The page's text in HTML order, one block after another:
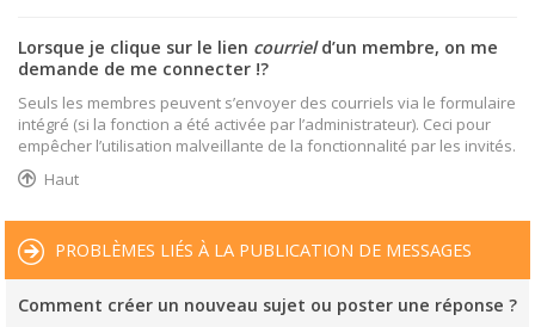
Lorsque je clique sur le lien courrield’un membre, on me
demande de me connecter !?
Seuls les membres peuvent s’envoyer des courriels via le formulaire
intégré (si la fonction a été activée par l’administrateur). Ceci pour
empêcher l’utilisation malveillante de la fonctionnalité par les invités.
Haut
PROBLÈMES LIÉS À LA PUBLICATION DE MESSAGES
Comment créer un nouveau sujet ou poster une réponse ?